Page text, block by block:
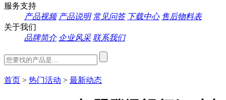
服务支持
产品视频 产品说明 常见问答 下载中心 售后物料表
关于我们
品牌简介 企业风采 联系我们
首页 > 热门活动 > 最新动态